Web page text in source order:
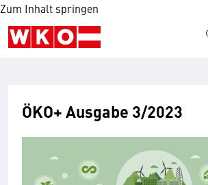
Zum Inhalt springen
ÖKO+ Ausgabe 3/2023